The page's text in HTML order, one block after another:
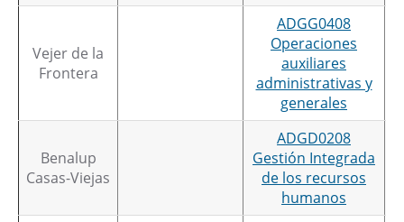
Vejer de la
Frontera
ADGG0408
Operaciones
auxiliares
administrativas y
generales
Benalup
Casas-Viejas
ADGD0208
Gestión Integrada
de los recursos
humanos